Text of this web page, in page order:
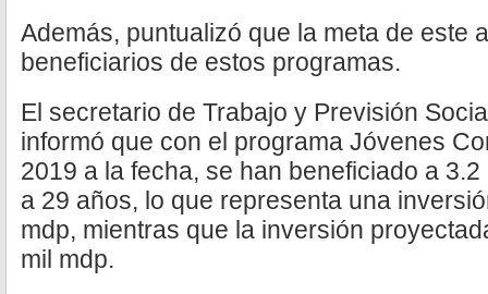
Además, puntualizó que la meta de este
beneficiarios de estos programas.
El secretario de Trabajo y Previsión
informó que con el programa Jóvenes
2019 a la fecha, se han beneficiado a
a 29 años, lo que representa una
mdp, mientras que la inversión
mil mdp.